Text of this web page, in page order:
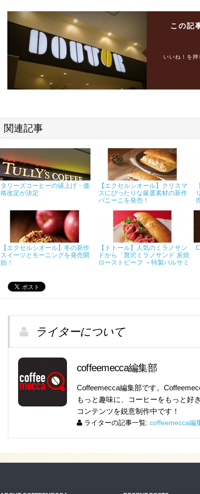
この記
いいね！を押
関連記事
タリーズコーヒーの値上げ・価
格改定が決定
【エクセルシオール】クリスマ
スにぴったりな厳選素材の新作
パニーニを発売！
【エクセルシオール】冬の新作
スイーツとモーニングを発売開
始！
【ドトール】人気のミラノサン
ドから「贅沢ミラノサンド 炭焼
ローストビーフ ～特製バルサミ
ライターについて
coffeemecca編集部
Coffeemecca編集部です。
もっと趣味に、コーヒーをもっと好
コンテンツを鋭意制作中です！
ライターの記事一覧: coffeemecca編